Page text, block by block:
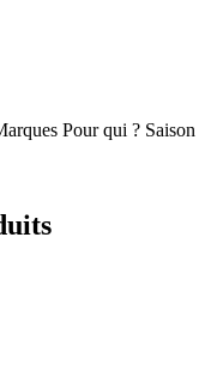
Pour qui ? Saison